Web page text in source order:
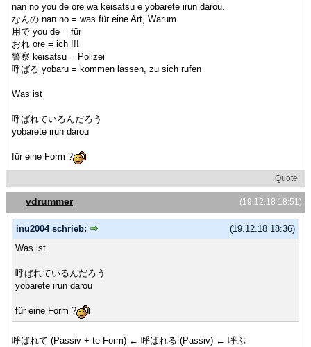
nan no you de ore wa keisatsu e yobarete irun darou.
なんの nan no = was für eine Art, Warum
用で you de = für
おれ ore = ich !!!
警察 keisatsu = Polizei
呼ばる yobaru = kommen lassen, zu sich rufen
Was ist
呼ばれているんだろう
yobarete irun darou
für eine Form ?
Quote
(19.12.18 18:51)
vdrummer
(19.12.18 18:36)
inu2004 schrieb:
Was ist
呼ばれているんだろう
yobarete irun darou
für eine Form ?
呼ばれて (Passiv + te-Form) ← 呼ばれる (Passiv) ← 呼ぶ